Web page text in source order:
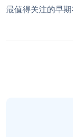
最值得关注的早期